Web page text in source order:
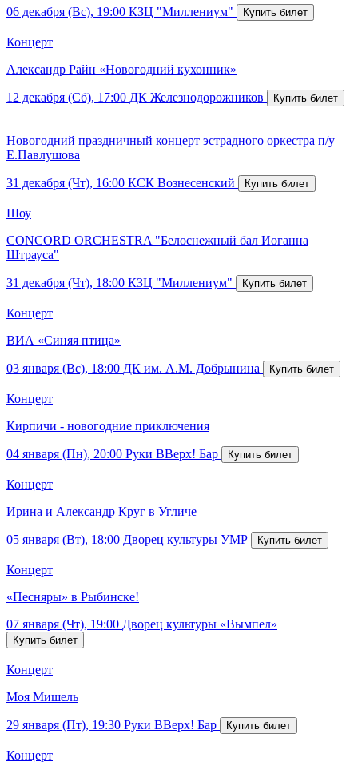
06 декабря (Вс), 19:00 КЗЦ "Миллениум"
Концерт
Александр Райн «Новогодний кухонник»
12 декабря (Сб), 17:00 ДК Железнодорожников
Новогодний праздничный концерт эстрадного оркестра п/у
Е.Павлушова
31 декабря (Чт), 16:00 КСК Вознесенский
Шоу
CONCORD ORCHESTRA "Белоснежный бал Иоганна
Штрауса"
31 декабря (Чт), 18:00 КЗЦ "Миллениум"
Концерт
ВИА «Синяя птица»
03 января (Вс), 18:00 ДК им. А.М. Добрынина
Концерт
Кирпичи - новогодние приключения
04 января (Пн), 20:00 Руки ВВерх! Бар
Концерт
Ирина и Александр Круг в Угличе
05 января (Вт), 18:00 Дворец культуры УМР
Концерт
«Песняры» в Рыбинске!
07 января (Чт), 19:00 Дворец культуры «Вымпел»
Концерт
Моя Мишель
29 января (Пт), 19:30 Руки ВВерх! Бар
Концерт